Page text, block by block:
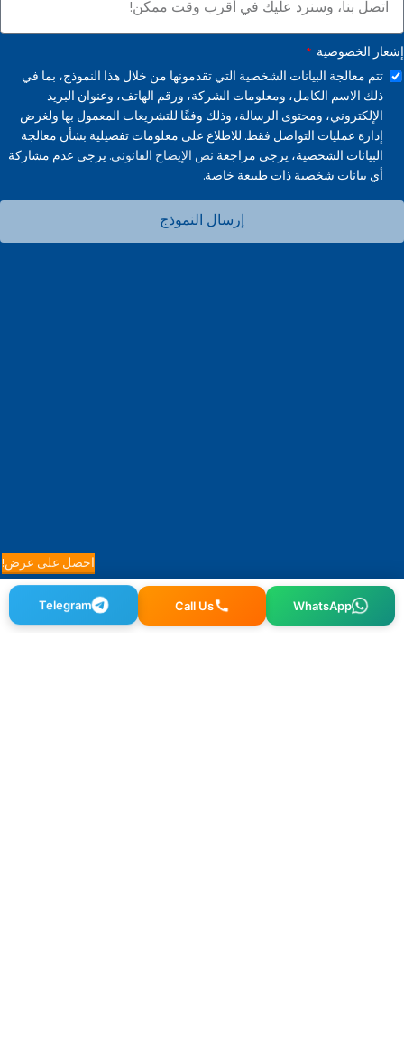
إشعار الخصوصية
تتم معالجة البيانات الشخصية التي تقدمونها من خلال هذا النموذج، بما في
ذلك الاسم الكامل، ومعلومات الشركة، ورقم الهاتف، وعنوان البريد
الإلكتروني، ومحتوى الرسالة، وذلك وفقًا للتشريعات المعمول بها ولغرض
إدارة عمليات التواصل فقط. للاطلاع على معلومات تفصيلية بشأن معالجة
البيانات الشخصية، يرجى مراجعة نص الإيضاح القانوني.يرجى عدم مشاركة
أي بيانات شخصية ذات طبيعة خاصة.
إرسال النموذج
WhatsApp
Call Us
Telegram
احصل على عرض!